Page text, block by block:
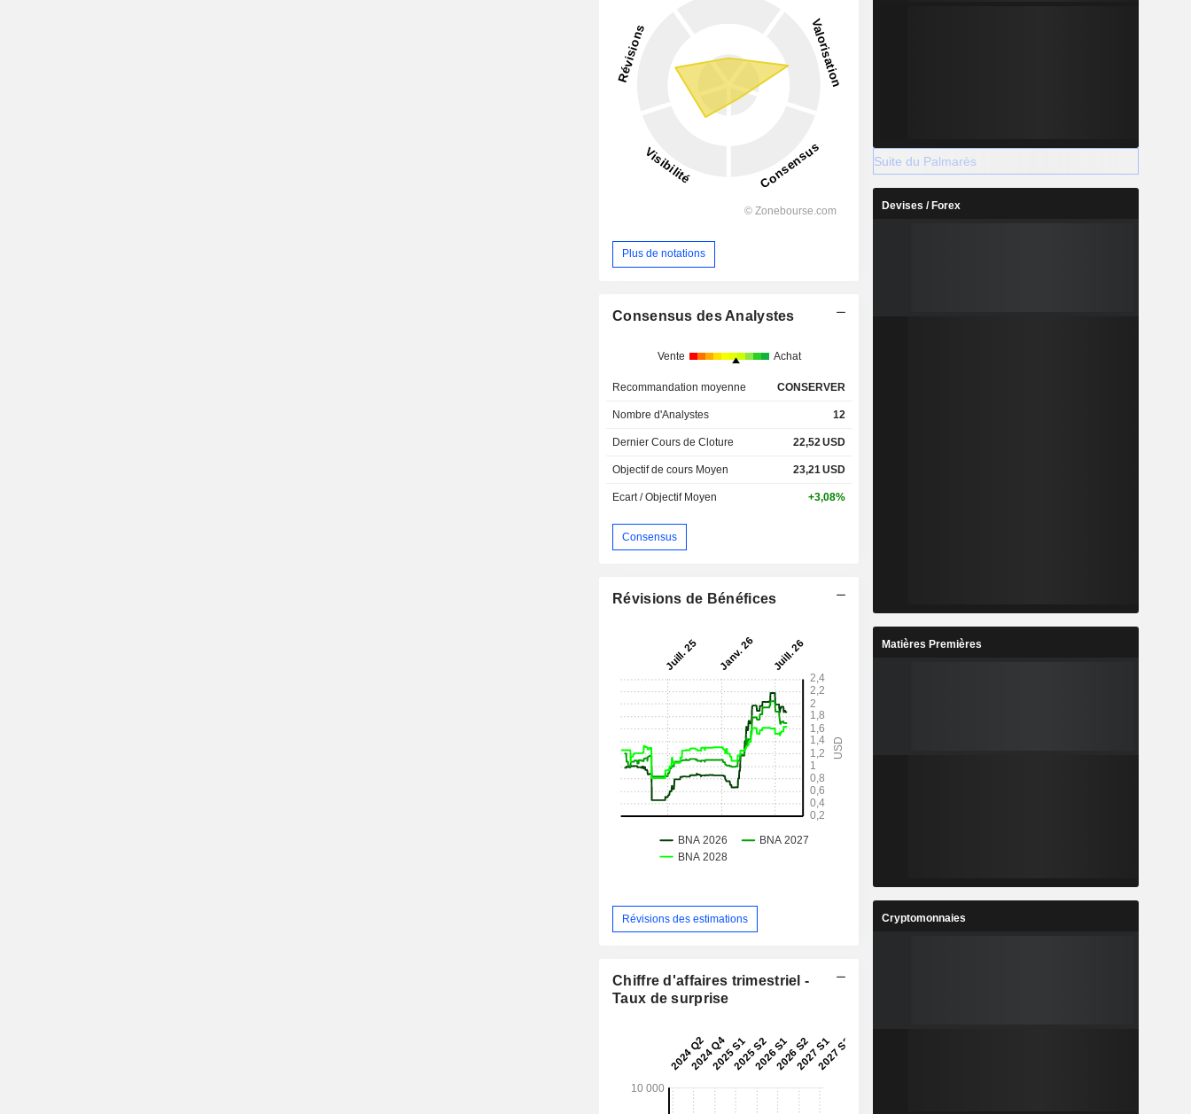
Plus de notations
Consensus des Analystes
Vente Achat
Recommandation moyenne CONSERVER
Nombre d'Analystes 12
Dernier Cours de Cloture 22,52USD
Objectif de cours Moyen 23,21USD
Ecart / Objectif Moyen +3,08%
Consensus
Révisions de Bénéfices
Révisions des estimations
Chiffre d'affaires trimestriel -
Taux de surprise
Suite du Palmarès
Devises / Forex
Matières Premières
Cryptomonnaies